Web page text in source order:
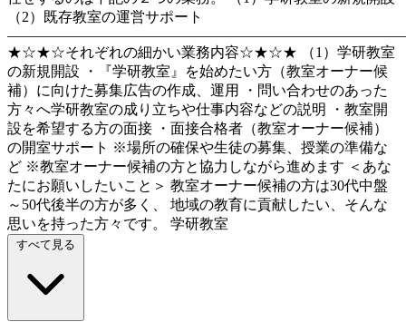
（2）既存教室の運営サポート
★☆★☆それぞれの細かい業務内容☆★☆★ （1）学研教室
の新規開設 ・『学研教室』を始めたい方（教室オーナー候
補）に向けた募集広告の作成、運用 ・問い合わせのあった
方々へ学研教室の成り立ちや仕事内容などの説明 ・教室開
設を希望する方の面接 ・面接合格者（教室オーナー候補）
の開室サポート ※場所の確保や生徒の募集、授業の準備な
ど ※教室オーナー候補の方と協力しながら進めます ＜あな
たにお願いしたいこと＞ 教室オーナー候補の方は30代中盤
～50代後半の方が多く、 地域の教育に貢献したい、そんな
思いを持った方々です。 学研教室
すべて見る